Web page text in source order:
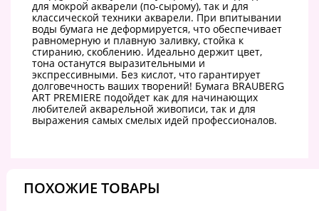
для мокрой акварели (по-сырому), так и для
классической техники акварели. При впитывании
воды бумага не деформируется, что обеспечивает
равномерную и плавную заливку, стойка к
стиранию, скоблению. Идеально держит цвет,
тона останутся выразительными и
экспрессивными. Без кислот, что гарантирует
долговечность ваших творений! Бумага BRAUBERG
ART PREMIERE подойдет как для начинающих
любителей акварельной живописи, так и для
выражения самых смелых идей профессионалов.
ПОХОЖИЕ ТОВАРЫ